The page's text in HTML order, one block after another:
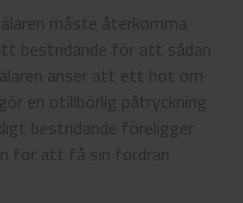
måste återkomma
bestridande för att sådan
anser att ett hot om
en otillbörlig påtryckning
bestridande föreligger
för att få sin fordran